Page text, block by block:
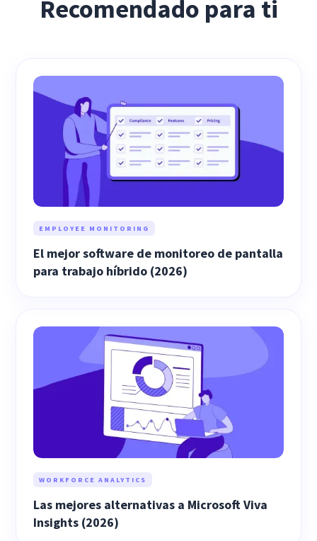
Recomendado para ti
EMPLOYEE MONITORING
El mejor software de monitoreo de pantalla
para trabajo híbrido (2026)
WORKFORCE ANALYTICS
Las mejores alternativas a Microsoft Viva
Insights (2026)